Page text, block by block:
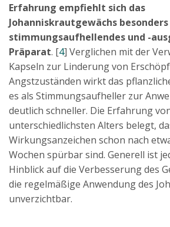
Erfahrung empfiehlt sich das
Johanniskrautgewächs
stimmungsaufhellendes und -
Präparat. [4] Verglichen mit der
Kapseln zur Linderung von
Angstzuständen wirkt das
es als Stimmungsaufheller zur
deutlich schneller. Die Erfahrung
unterschiedlichsten Alters belegt,
Wirkungsanzeichen schon nach
Wochen spürbar sind. Generell ist
Hinblick auf die Verbesserung des
die regelmäßige Anwendung des
unverzichtbar.